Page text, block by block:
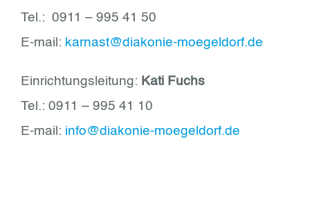
Tel.: 0911 – 995 41 50
E-mail: karnast@diakonie-moegeldorf.de
Einrichtungsleitung: Kati Fuchs
Tel.: 0911 – 995 41 10
E-mail: info@diakonie-moegeldorf.de